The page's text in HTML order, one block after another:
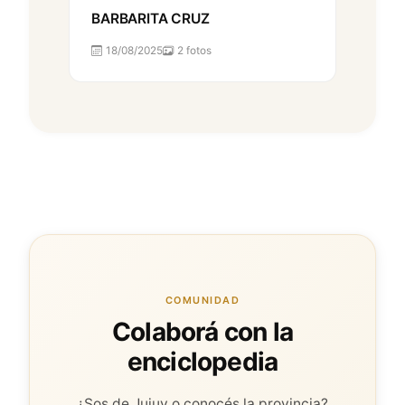
BARBARITA CRUZ
18/08/2025 2 fotos
COMUNIDAD
Colaborá con la
enciclopedia